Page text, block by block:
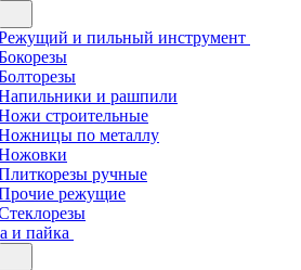
и пильный инструмент
и рашпили
строительные
по металлу
ручные
режущие
и пайка